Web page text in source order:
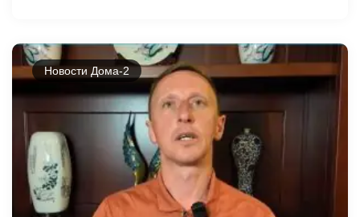
Новости Дома-2